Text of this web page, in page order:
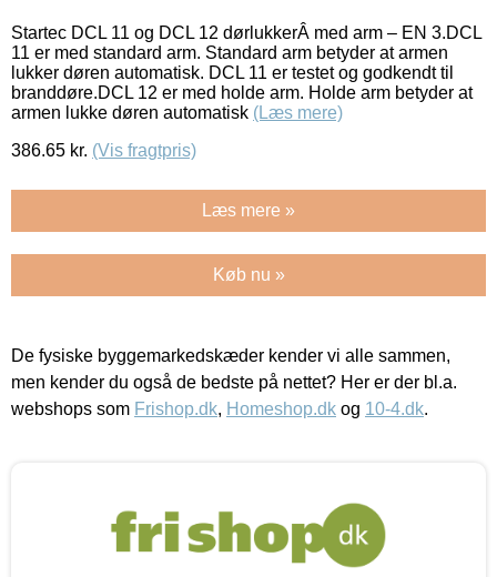
Startec DCL 11 og DCL 12 dørlukkerÂ med arm – EN 3.DCL
11 er med standard arm. Standard arm betyder at armen
lukker døren automatisk. DCL 11 er testet og godkendt til
branddøre.DCL 12 er med holde arm. Holde arm betyder at
armen lukke døren automatisk (Læs mere)
386.65 kr. (Vis fragtpris)
Læs mere »
Køb nu »
De fysiske byggemarkedskæder kender vi alle sammen,
men kender du også de bedste på nettet? Her er der bl.a.
webshops som Frishop.dk, Homeshop.dk og 10-4.dk.